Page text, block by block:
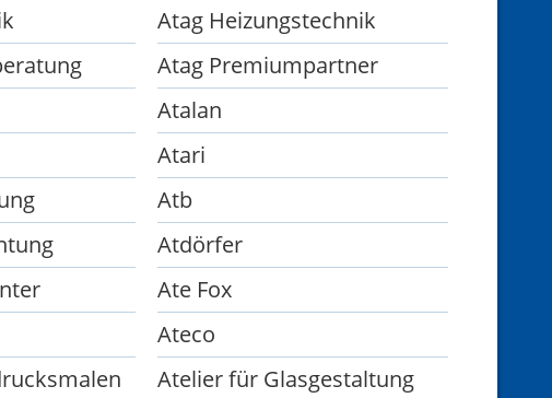
Atag Heizungstechnik
Atag Premiumpartner
Atalan
Atari
Atb
Atdörfer
Ate Fox
Ateco
Atelier für Glasgestaltung